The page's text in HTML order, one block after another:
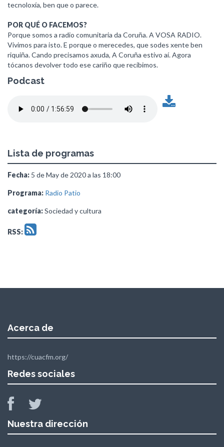
tecnoloxía, ben que o parece.
POR QUÉ O FACEMOS?
Porque somos a radio comunitaria da Coruña. A VOSA RADIO.
Vivimos para isto. E porque o merecedes, que sodes xente ben
riquiña. Cando precisamos axuda, A Coruña estivo aí. Agora
tócanos devolver todo ese cariño que recibimos.
Podcast
Lista de programas
Fecha: 5 de May de 2020 a las 18:00
Programa: Radio Patio
categoría:Sociedad y cultura
RSS:
Acerca de
https://cuacfm.org/
Redes sociales
Nuestra dirección